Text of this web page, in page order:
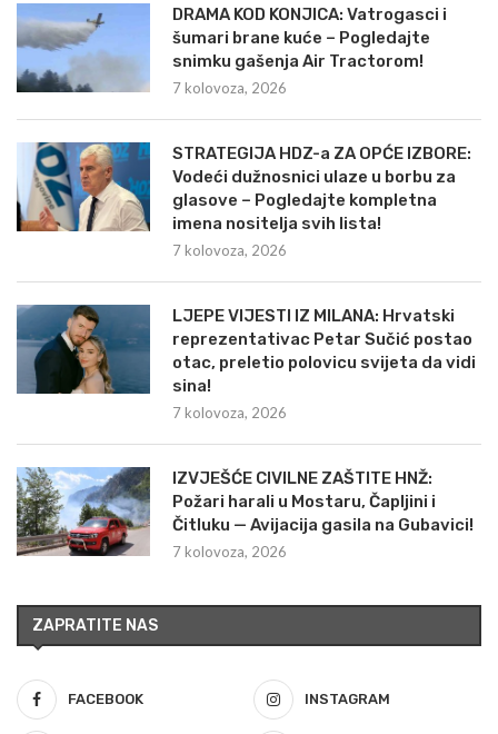
DRAMA KOD KONJICA: Vatrogasci i
šumari brane kuće – Pogledajte
snimku gašenja Air Tractorom!
7 kolovoza, 2026
STRATEGIJA HDZ-a ZA OPĆE IZBORE:
Vodeći dužnosnici ulaze u borbu za
glasove – Pogledajte kompletna
imena nositelja svih lista!
7 kolovoza, 2026
LJEPE VIJESTI IZ MILANA: Hrvatski
reprezentativac Petar Sučić postao
otac, preletio polovicu svijeta da vidi
sina!
7 kolovoza, 2026
IZVJEŠĆE CIVILNE ZAŠTITE HNŽ:
Požari harali u Mostaru, Čapljini i
Čitluku — Avijacija gasila na Gubavici!
7 kolovoza, 2026
ZAPRATITE NAS
FACEBOOK INSTAGRAM